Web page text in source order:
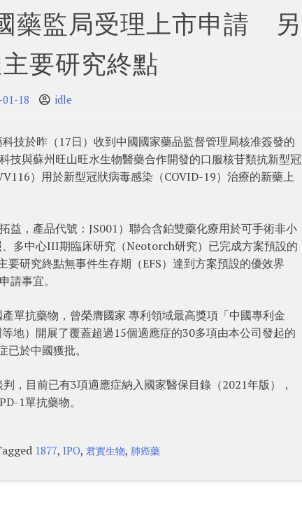
藥監局受理上市申請 另
要研究終點
18 idle
技於昨（17日）收到中國國家藥品監督管理局核准簽發的
技與蘇州旺山旺水生物醫藥合作開發的口服核苷類抗新型冠
）用於新型冠狀病毒感染（COVID-19）治療的新藥上
益，產品代號：JS001）聯合含鉑雙藥化療用於可手術非小
多中心III期臨床研究（Neotorch研究）已完成方案預設的
研究終點無事件生存期（EFS）達到方案預設的優效界
請事宜。
單抗藥物，曾榮膺國家 專利領域最高獎項「中國專利金
地）開展了覆蓋超過15個適應症的30多項由本公司發起的
於中國獲批。
，目前已有3項適應症納入國家醫保目錄（2021年版），
1單抗藥物。
1877, IPO, 君實生物, 肺癌藥